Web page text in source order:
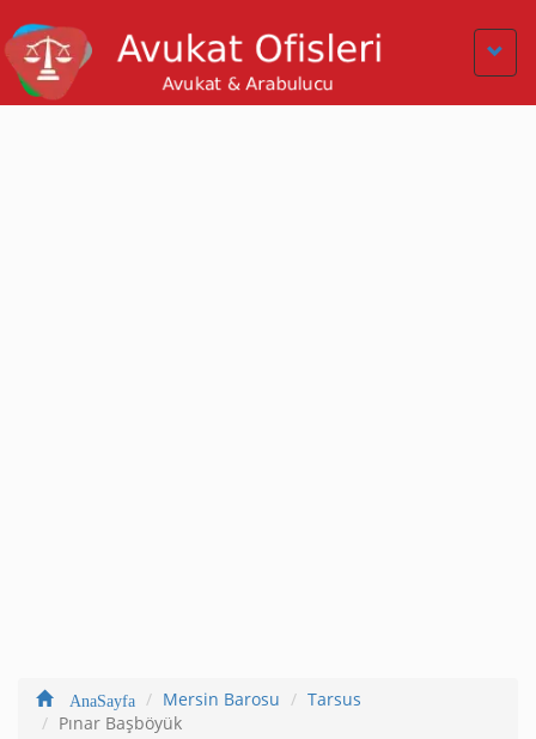
AnaSayfa Mersin Barosu
Tarsus
Pınar Başböyük